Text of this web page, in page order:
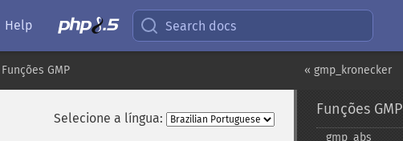
Help Search docs
« gmp_kronecker
Funções GMP
Selecione a língua:
Funções GMP
gmp_​abs